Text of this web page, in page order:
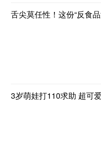
舌尖莫任性！这份“反食
3岁萌娃打110求助 超可